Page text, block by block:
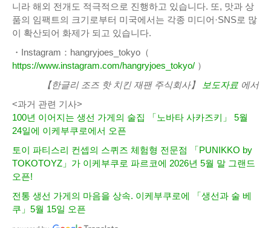
니라 해외 전개도 적극적으로 진행하고 있습니다. 또, 맛과 상
품의 임팩트의 크기로부터 미국에서는 각종 미디어·SNS로 많
이 확산되어 화제가 되고 있습니다.
・Instagram：hangryjoes_tokyo（
https://www.instagram.com/hangryjoes_tokyo/ ）
【한글리 조즈 핫 치킨 재팬 주식회사】
보도자료 에서
<과거 관련 기사>
100년 이어지는 생선 가게의 술집 「노바타 사카즈키」 5월
24일에 이케부쿠로에서 오픈
토이 파티스리 컨셉의 스퀴즈 체험형 전문점 「PUNIKKO by
TOKOTOYZ」가 이케부쿠로 파르코에 2026년 5월 말 그랜드
오픈!
전통 생선 가게의 마음을 상속. 이케부쿠로에 「생선과 술 베
쿠」5월 15일 오픈